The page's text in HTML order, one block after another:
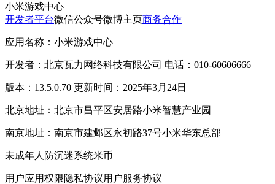
小米游戏中心
开发者平台微信公众号微博主页商务合作
应用名称：小米游戏中心
开发者：北京瓦力网络科技有限公司 电话：010-60606666
版本：13.5.0.70 更新时间：2025年3月24日
北京地址：北京市昌平区安居路小米智慧产业园
南京地址：南京市建邺区永初路37号小米华东总部
未成年人防沉迷系统米币
用户应用权限隐私协议用户服务协议